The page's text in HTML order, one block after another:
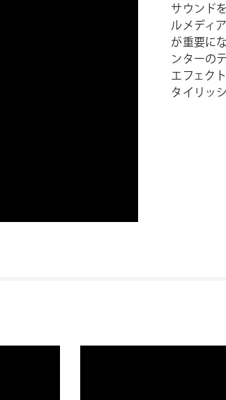
サウンド
ルメディ
が重要に
ンターの
エフェク
タイリッ